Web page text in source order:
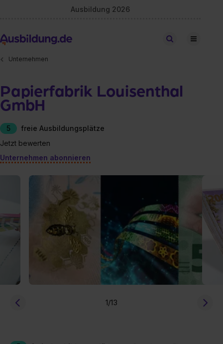
Ausbildung 2026
Stellen finden
Unternehmen
Papierfabrik Louisenthal
GmbH
5
freie Ausbildungsplätze
Jetzt bewerten
Unternehmen abonnieren
1/13